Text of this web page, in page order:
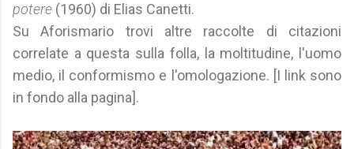
potere (1960) di Elias Canetti.
Su Aforismario trovi altre raccolte di citazioni
correlate a questa sulla folla, la moltitudine, l'uomo
medio, il conformismo e l'omologazione. [I link sono
in fondo alla pagina].